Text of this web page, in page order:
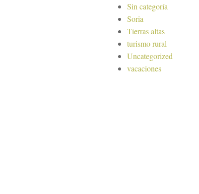
Sin categoría
Soria
Tierras altas
turismo rural
Uncategorized
vacaciones